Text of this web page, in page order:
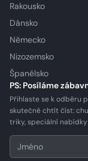
Rakousko
Dánsko
Německo
Nizozemsko
Španělsko
PS: Posíláme
Přihlaste se k odběru
skutečně chtít číst:
triky, speciální